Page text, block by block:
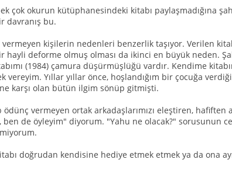
çok okurun kütüphanesindeki kitabı paylaşmadığına
davranış bu.
kişilerin nedenleri benzerlik taşıyor. Verilen
hayli deforme olmuş olması da ikinci en büyük neden.
(1984) çamura düşürmüşlüğü vardır. Kendime
vereyim. Yıllar yıllar önce, hoşlandığım bir çocuğa
karşı olan bütün ilgim sönüp gitmişti.
ödünç vermeyen ortak arkadaşlarımızı eleştiren,
de öyleyim" diyorum. "Yahu ne olacak?" sorusunun
doğrudan kendisine hediye etmek etmek ya da ona